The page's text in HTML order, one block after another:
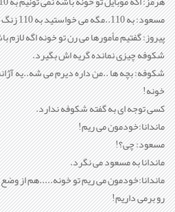
مسعود: به 110..مگه می خواستيد به 110 زنگ بزنيد!
پيروز: گفتيم مأمورها می رن تو خونه اگه
شکوفه چيزی نمانده گريه اش بگيرد.
شکوفه: بچه ها ..من داره ديرم می شه..يه
خونه!
کسی توجه ای به گفته شکوفه ندارد.
ماندانا:خودمون می ريم!
مسعود: چی؟!
ماندانا به مسعود می نگرد.
ماندانا:خودمون می ريم تو خونه.....هم از
رو برمی داريم!